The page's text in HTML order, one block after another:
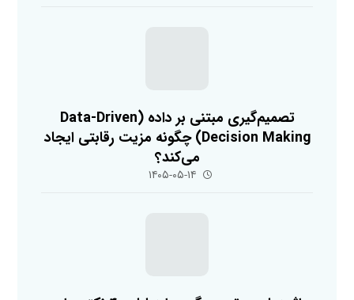
تصمیم‌گیری مبتنی بر داده (Data-Driven
Decision Making) چگونه مزیت رقابتی ایجاد
می‌کند؟
۱۴۰۵-۰۵-۱۴